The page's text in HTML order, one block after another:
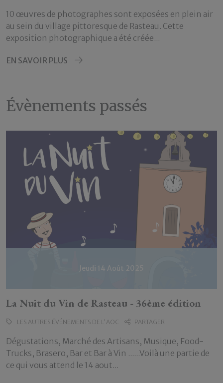
10 œuvres de photographes sont exposées en plein air
au sein du village pittoresque de Rasteau. Cette
exposition photographique a été créée...
EN SAVOIR PLUS
Évènements passés
Jeudi 14 Août 2025
La Nuit du Vin de Rasteau - 36ème édition
LES AUTRES ÉVÉNEMENTS DE L'AOC PARTAGER
Dégustations, Marché des Artisans, Musique, Food-
Trucks, Brasero, Bar et Bar à Vin ......Voilà une partie de
ce qui vous attend le 14 aout...